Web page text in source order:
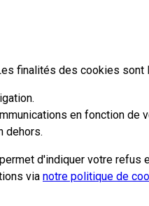
finalités des cookies sont
en fonction de
dehors.
d'indiquer votre
via notre politique de
de votre adresse